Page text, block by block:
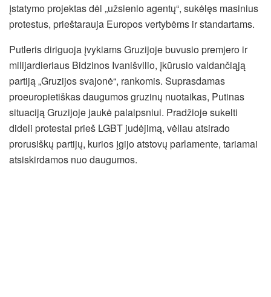
įstatymo projektas dėl „užsienio agentų“, sukėlęs masinius
protestus, prieštarauja Europos vertybėms ir standartams.
Putleris diriguoja įvykiams Gruzijoje buvusio premjero ir
milijardieriaus Bidzinos Ivanišvilio, įkūrusio valdančiąją
partiją „Gruzijos svajonė“, rankomis. Suprasdamas
proeuropietiškas daugumos gruzinų nuotaikas, Putinas
situaciją Gruzijoje jaukė palaipsniui. Pradžioje sukelti
dideli protestai prieš LGBT judėjimą, vėliau atsirado
prorusiškų partijų, kurios įgijo atstovų parlamente, tariamai
atsiskirdamos nuo daugumos.